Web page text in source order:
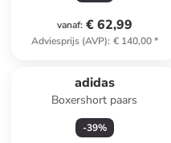
vanaf: € 62,99
Adviesprijs (AVP): € 140,00*
adidas
Boxershort paars
-39%